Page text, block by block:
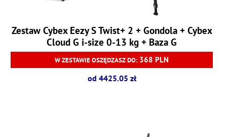
Zestaw Cybex Eezy S Twist+ 2 + Gondola + Cybex
Cloud G i-size 0-13 kg + Baza G
W ZESTAWIE OSZĘDZASZ DO: 368 PLN
od 4425.05 zł